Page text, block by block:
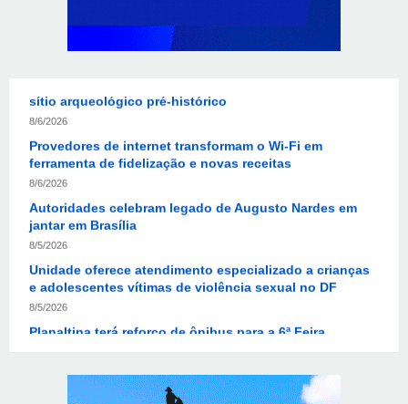
Jardim Botânico: MPDFT ajuíza ação contra obras em
sítio arqueológico pré-histórico
Provedores de internet transformam o Wi-Fi em
ferramenta de fidelização e novas receitas
Autoridades celebram legado de Augusto Nardes em
jantar em Brasília
Unidade oferece atendimento especializado a crianças
e adolescentes vítimas de violência sexual no DF
Planaltina terá reforço de ônibus para a 6ª Feira
Nacional da Uva e do Vinho